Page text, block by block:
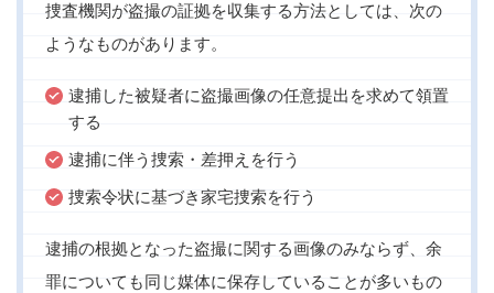
捜査機関が盗撮の証拠を収集する方法としては、次の
ようなものがあります。
逮捕した被疑者に盗撮画像の任意提出を求めて領置
する
逮捕に伴う捜索・差押えを行う
捜索令状に基づき家宅捜索を行う
逮捕の根拠となった盗撮に関する画像のみならず、余
罪についても同じ媒体に保存していることが多いもの